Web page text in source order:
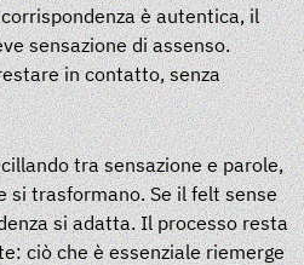
è autentica, il
sensazione di assenso.
in contatto, senza
tra sensazione e parole,
si trasformano. Se il felt sense
si adatta. Il processo resta
ciò che è essenziale riemerge